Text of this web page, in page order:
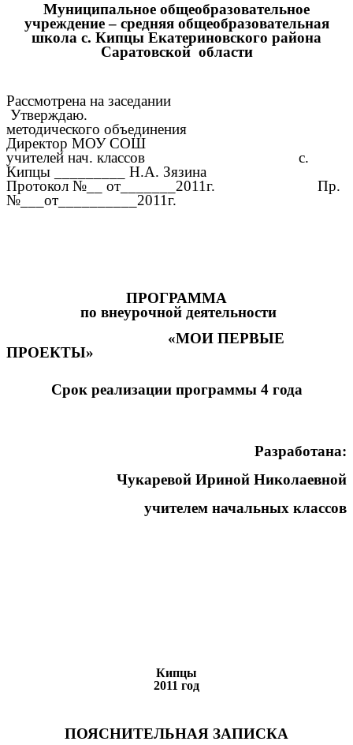
Муниципальное общеобразовательное
учреждение – средняя общеобразовательная
школа с. Кипцы Екатериновского района
Саратовской области
Рассмотрена на заседании
Утверждаю.
методического объединения
Директор МОУ СОШ
учителей нач. классов с.
Кипцы _________ Н.А. Зязина
Протокол №__ от_______2011г. Пр.
№___от__________2011г.
ПРОГРАММА
по внеурочной деятельности
«МОИ ПЕРВЫЕ
ПРОЕКТЫ»
Срок реализации программы 4 года
Разработана:
Чукаревой Ириной Николаевной
учителем начальных классов
Кипцы
2011 год
ПОЯСНИТЕЛЬНАЯ ЗАПИСКА